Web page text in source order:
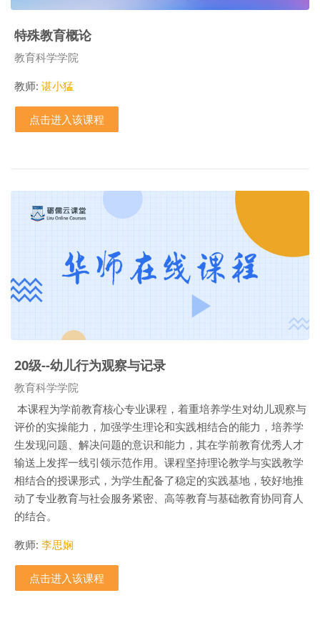
特殊教育概论
课程类别
教育科学学院
教师: 谌小猛
点击进入该课程
20级--幼儿行为观察与记录
课程类别
教育科学学院
本课程为学前教育核心专业课程， 着重培养学生对幼儿观察与
评价的实操能力，加强学生理论和实践相结合的能力，培养学
生发现问题、解决问题的意识和能力，其在学前教育优秀人才
输送上发挥一线引领示范作用。课程坚持理论教学与实践教学
相结合的授课形式，为学生配备了稳定的实践基地，较好地推
动了专业教育与社会服务紧密、高等教育与基础教育协同育人
的结合。
教师: 李思娴
点击进入该课程